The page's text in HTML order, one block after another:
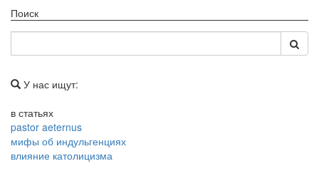
Поиск
У нас ищут:
в статьях
pastor aeternus
мифы об индульгенциях
влияние католицизма